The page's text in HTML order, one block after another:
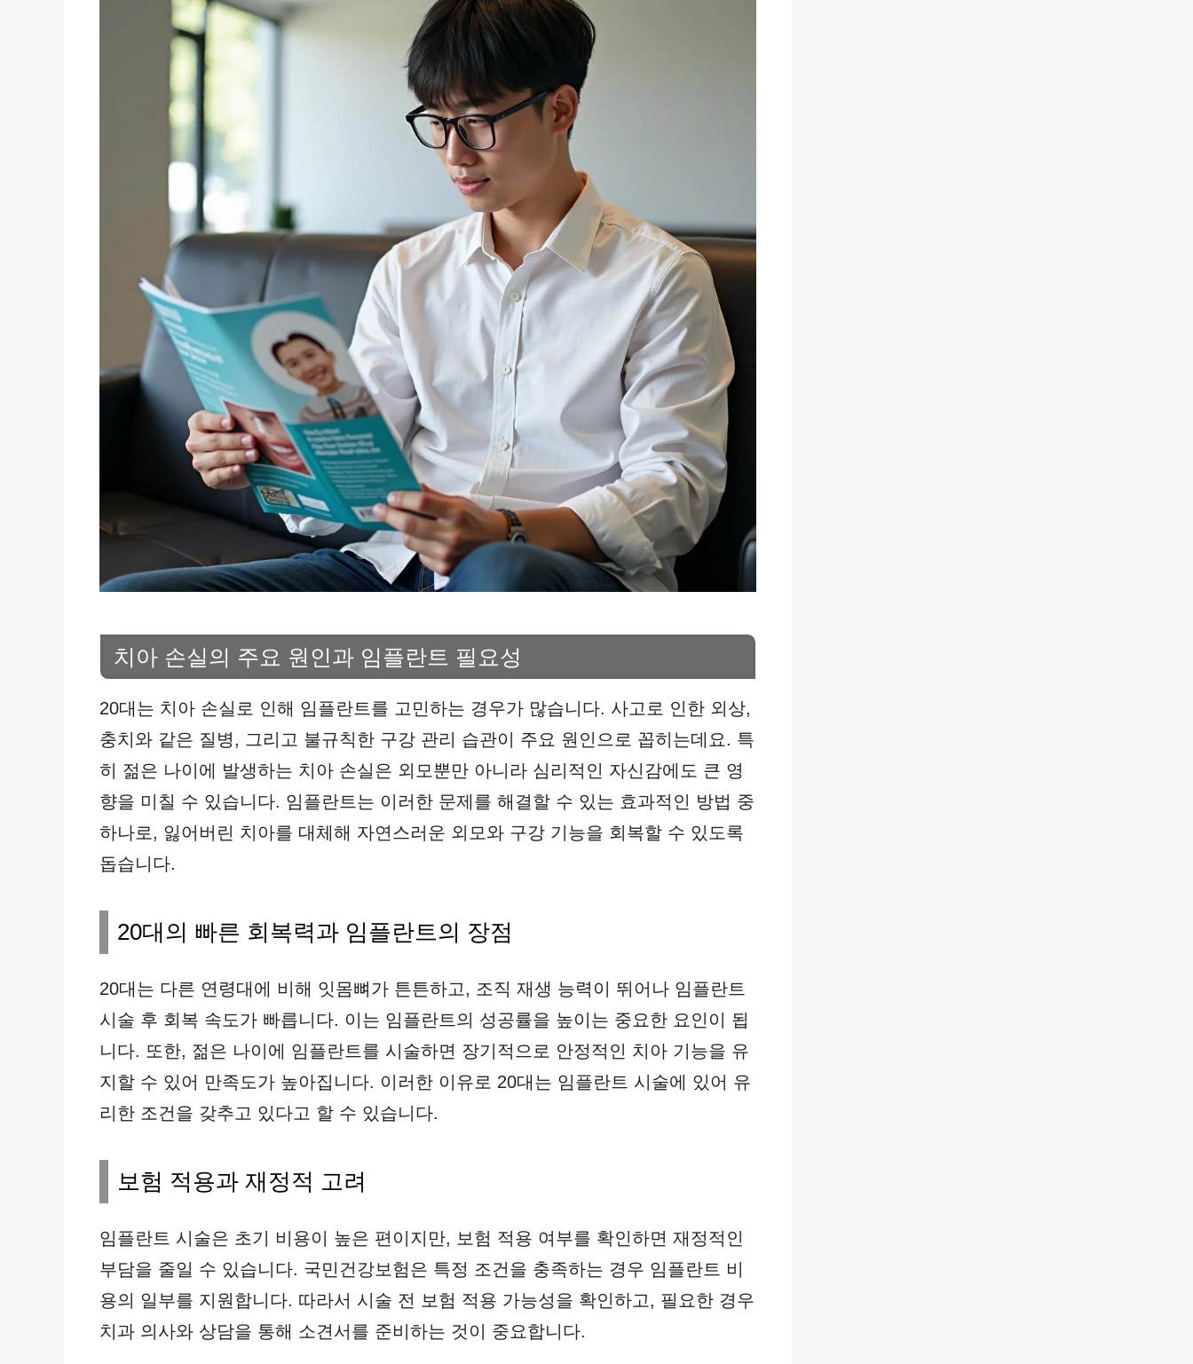
치아 손실의 주요 원인과 임플란트 필요성
20대는 치아 손실로 인해 임플란트를 고민하는 경우가 많습니다. 사고로 인한 외상,
충치와 같은 질병, 그리고 불규칙한 구강 관리 습관이 주요 원인으로 꼽히는데요. 특
히 젊은 나이에 발생하는 치아 손실은 외모뿐만 아니라 심리적인 자신감에도 큰 영
향을 미칠 수 있습니다. 임플란트는 이러한 문제를 해결할 수 있는 효과적인 방법 중
하나로, 잃어버린 치아를 대체해 자연스러운 외모와 구강 기능을 회복할 수 있도록
돕습니다.
20대의 빠른 회복력과 임플란트의 장점
20대는 다른 연령대에 비해 잇몸뼈가 튼튼하고, 조직 재생 능력이 뛰어나 임플란트
시술 후 회복 속도가 빠릅니다. 이는 임플란트의 성공률을 높이는 중요한 요인이 됩
니다. 또한, 젊은 나이에 임플란트를 시술하면 장기적으로 안정적인 치아 기능을 유
지할 수 있어 만족도가 높아집니다. 이러한 이유로 20대는 임플란트 시술에 있어 유
리한 조건을 갖추고 있다고 할 수 있습니다.
보험 적용과 재정적 고려
임플란트 시술은 초기 비용이 높은 편이지만, 보험 적용 여부를 확인하면 재정적인
부담을 줄일 수 있습니다. 국민건강보험은 특정 조건을 충족하는 경우 임플란트 비
용의 일부를 지원합니다. 따라서 시술 전 보험 적용 가능성을 확인하고, 필요한 경우
치과 의사와 상담을 통해 소견서를 준비하는 것이 중요합니다.